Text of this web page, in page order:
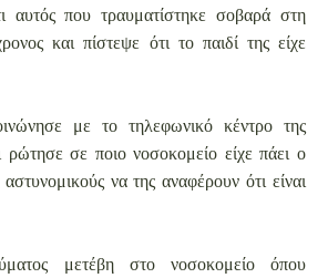
αυτός που τραυματίστηκε σοβαρά στη
και πίστεψε ότι το παιδί της είχε
με το τηλεφωνικό κέντρο της
σε ποιο νοσοκομείο είχε πάει ο
να της αναφέρουν ότι είναι
μετέβη στο νοσοκομείο όπου